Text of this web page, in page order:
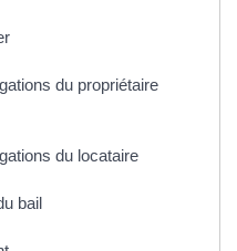
du propriétaire
du locataire
bail